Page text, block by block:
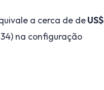
a cerca de deUS$
na configuração